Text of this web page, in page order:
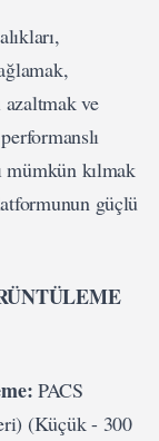
azaltmak ve
kılmak
güçlü
PACS
(Küçük - 300